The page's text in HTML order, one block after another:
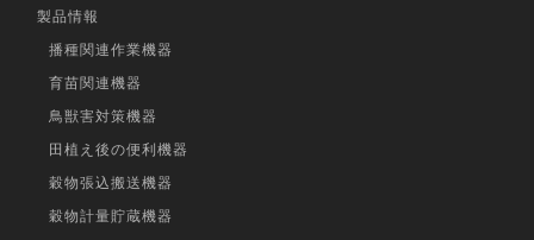
製品情報
播種関連作業機器
育苗関連機器
鳥獣害対策機器
田植え後の便利機器
穀物張込搬送機器
穀物計量貯蔵機器